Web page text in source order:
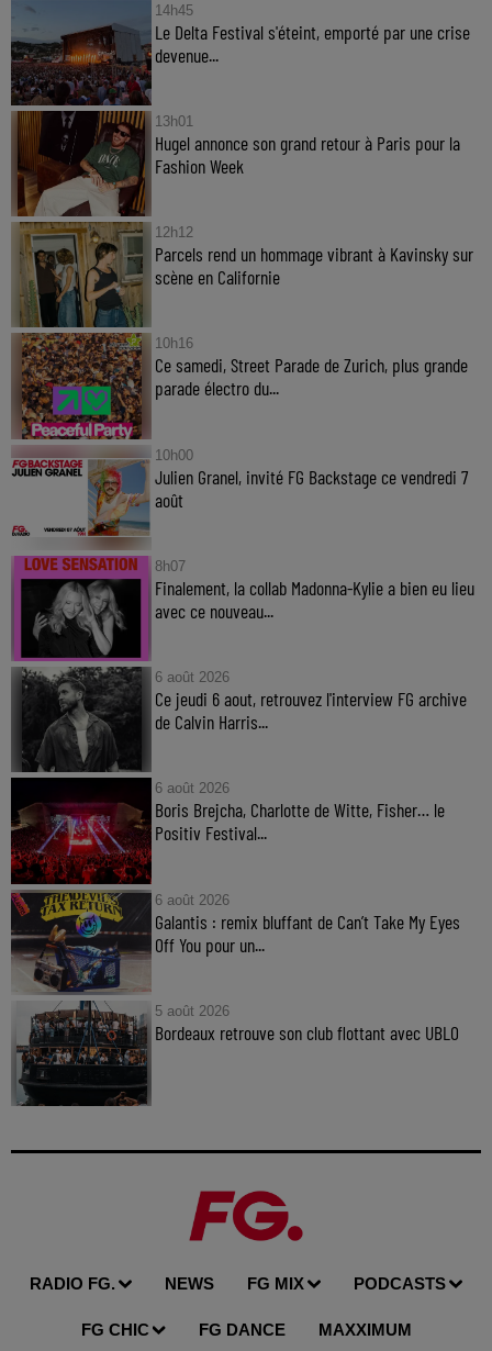
14h45
Le Delta Festival s'éteint, emporté par une crise
devenue...
13h01
Hugel annonce son grand retour à Paris pour la
Fashion Week
12h12
Parcels rend un hommage vibrant à Kavinsky sur
scène en Californie
10h16
Ce samedi, Street Parade de Zurich, plus grande
parade électro du...
10h00
Julien Granel, invité FG Backstage ce vendredi 7
août
8h07
Finalement, la collab Madonna-Kylie a bien eu lieu
avec ce nouveau...
6 août 2026
Ce jeudi 6 aout, retrouvez l'interview FG archive
de Calvin Harris...
6 août 2026
Boris Brejcha, Charlotte de Witte, Fisher… le
Positiv Festival...
6 août 2026
Galantis : remix bluffant de Can’t Take My Eyes
Off You pour un...
5 août 2026
Bordeaux retrouve son club flottant avec UBLO
RADIO FG. NEWS FG MIX PODCASTS
FG CHIC FG DANCE MAXXIMUM